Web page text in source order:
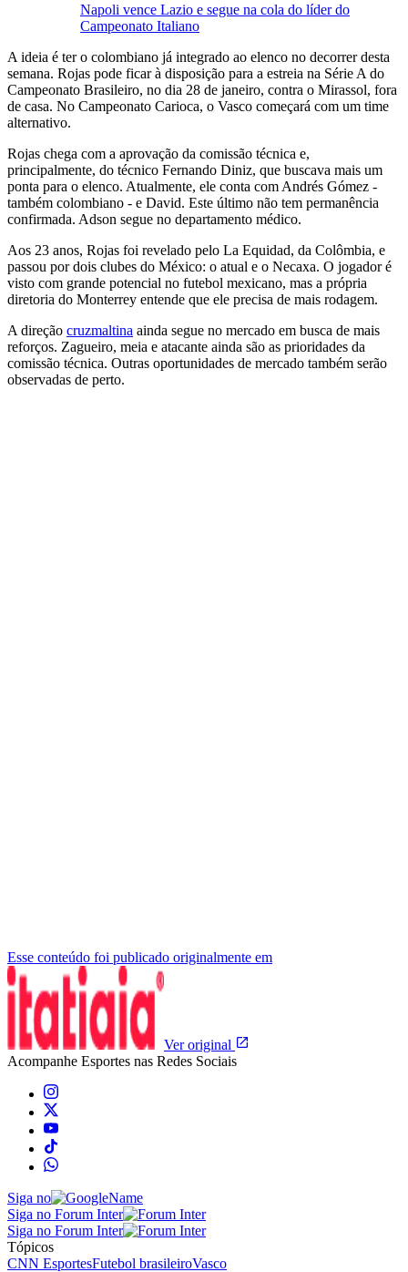
Napoli vence Lazio e segue na cola do líder do
Campeonato Italiano
A ideia é ter o colombiano já integrado ao elenco no decorrer desta
semana. Rojas pode ficar à disposição para a estreia na Série A do
Campeonato Brasileiro, no dia 28 de janeiro, contra o Mirassol, fora
de casa. No Campeonato Carioca, o Vasco começará com um time
alternativo.
Rojas chega com a aprovação da comissão técnica e,
principalmente, do técnico Fernando Diniz, que buscava mais um
ponta para o elenco. Atualmente, ele conta com Andrés Gómez -
também colombiano - e David. Este último não tem permanência
confirmada. Adson segue no departamento médico.
Aos 23 anos, Rojas foi revelado pelo La Equidad, da Colômbia, e
passou por dois clubes do México: o atual e o Necaxa. O jogador é
visto com grande potencial no futebol mexicano, mas a própria
diretoria do Monterrey entende que ele precisa de mais rodagem.
A direção cruzmaltina ainda segue no mercado em busca de mais
reforços. Zagueiro, meia e atacante ainda são as prioridades da
comissão técnica. Outras oportunidades de mercado também serão
observadas de perto.
Esse conteúdo foi publicado originalmente em
Ver original
Acompanhe Esportes nas Redes Sociais
Siga no
Siga no Forum Inter
Siga no Forum Inter
Tópicos
CNN EsportesFutebol brasileiroVasco